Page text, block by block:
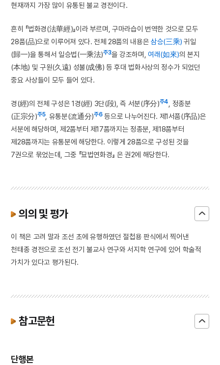
현재까지 가장 많이 유통된 불교 경전이다.
흔히 『법화경(法華經)』이라 부르며, 구마라습이 번역한 것으로 모두
28품(品)으로 이루어져 있다. 전체 28품의 내용은 삼승(三乘) 귀일
(歸一)을 통해서 일승법(一乘法)주3을 강조하며, 여래(如來)의 본지
(本地) 및 구원(久遠) 성불(成佛) 등 후대 법화사상의 정수가 되었던
중요 사상들이 모두 들어 있다.
경(經)의 전체 구성은 1경(經) 3단(段), 즉 서분(序分)주4
, 정종분
(正宗分)주5, 유통분(流通分)주6등으로 나누어진다. 제1서품(序品)은
서분에 해당하며, 제2품부터 제17품까지는 정종분, 제18품부터
제28품까지는 유통분에 해당한다. 이렇게 28품으로 구성된 것을
7권으로 묶었는데, 그중 『묘법연화경』 은 권2에 해당한다.
의의 및 평가
이 책은 고려 말과 조선 초에 유행하였던 절첩용 판식에서 찍어낸
천태종 경전으로 조선 전기 불교사 연구와 서지학 연구에 있어 학술적
가치가 있다고 평가된다.
참고문헌
단행본